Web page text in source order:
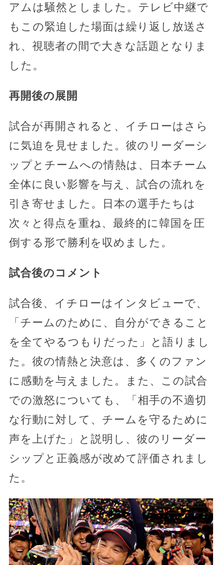
アムは騒然としました。テレビ中継で
もこの緊迫した場面は繰り返し放送さ
れ、視聴者の間で大きな話題となりま
した。
再開後の展開
試合が再開されると、イチローはさら
に気迫を見せました。彼のリーダーシ
ップとチームへの情熱は、日本チーム
全体に良い影響を与え、試合の流れを
引き寄せました。日本の選手たちは
次々と得点を重ね、最終的に韓国を圧
倒する形で勝利を収めました。
試合後のコメント
試合後、イチローはインタビューで、
「チームのために、自分ができること
を全てやるつもりだった」と語りまし
た。彼の情熱と決意は、多くのファン
に感動を与えました。また、この試合
での激怒についても、「相手の不適切
な行動に対して、チームを守るために
声を上げた」と説明し、彼のリーダー
シップと正義感が改めて評価されまし
た。